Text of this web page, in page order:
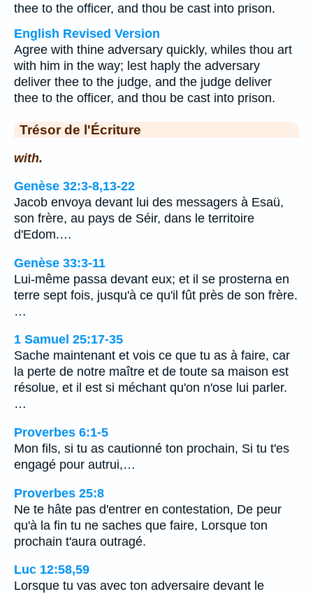
thee to the officer, and thou be cast into prison.
English Revised Version
Agree with thine adversary quickly, whiles thou art
with him in the way; lest haply the adversary
deliver thee to the judge, and the judge deliver
thee to the officer, and thou be cast into prison.
Trésor de l'Écriture
with.
Genèse 32:3-8,13-22
Jacob envoya devant lui des messagers à Esaü,
son frère, au pays de Séir, dans le territoire
d'Edom.…
Genèse 33:3-11
Lui-même passa devant eux; et il se prosterna en
terre sept fois, jusqu'à ce qu'il fût près de son frère.
…
1 Samuel 25:17-35
Sache maintenant et vois ce que tu as à faire, car
la perte de notre maître et de toute sa maison est
résolue, et il est si méchant qu'on n'ose lui parler.
…
Proverbes 6:1-5
Mon fils, si tu as cautionné ton prochain, Si tu t'es
engagé pour autrui,…
Proverbes 25:8
Ne te hâte pas d'entrer en contestation, De peur
qu'à la fin tu ne saches que faire, Lorsque ton
prochain t'aura outragé.
Luc 12:58,59
Lorsque tu vas avec ton adversaire devant le